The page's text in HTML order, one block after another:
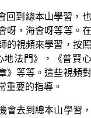
回到總本山學習，也
呀，海會呀等等。在
的視頻來學習，按照
地法門》，《普賢心
》等等。這些視頻對
重要的指導。
會去到總本山學習，